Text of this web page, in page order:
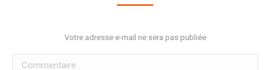
Votre adresse e-mail ne sera pas publiée
Commentaire